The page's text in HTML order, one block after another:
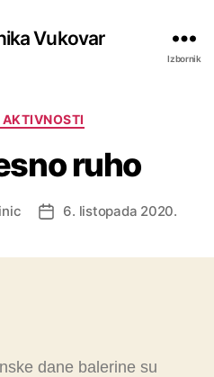
Vukovar
Izbornik
ruho
6. listopada 2020.
dane balerine su